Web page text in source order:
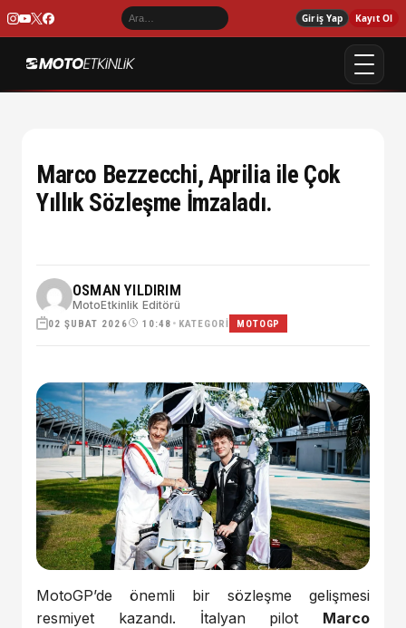
Giriş Yap Kayıt Ol
Marco Bezzecchi, Aprilia ile Çok
Yıllık Sözleşme İmzaladı.
OSMAN YILDIRIM
MotoEtkinlik Editörü
02 ŞUBAT 2026 10:48 • KATEGORI MOTOGP
MotoGP’de önemli bir sözleşme gelişmesi
resmiyet kazandı. İtalyan pilot Marco